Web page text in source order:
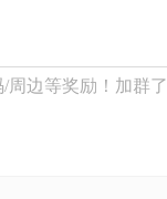
周边等奖励！加群